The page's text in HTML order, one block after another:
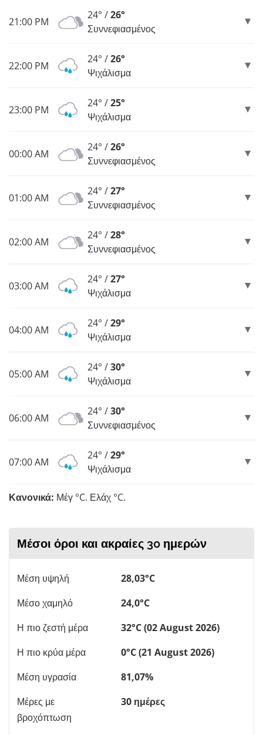
21:00 PM
24° /26°
Συννεφιασμένος
22:00 PM
24° /26°
Ψιχάλισμα
23:00 PM
24° /25°
Ψιχάλισμα
00:00 AM
24° /26°
Συννεφιασμένος
01:00 AM
24° /27°
Συννεφιασμένος
02:00 AM
24° /28°
Συννεφιασμένος
03:00 AM
24° /27°
Ψιχάλισμα
04:00 AM
24° /29°
Ψιχάλισμα
05:00 AM
24° /30°
Ψιχάλισμα
06:00 AM
24° /30°
Συννεφιασμένος
07:00 AM
24° /29°
Ψιχάλισμα
Κανονικά: Μέγ °C. Ελάχ °C.
Μέσοι όροι και ακραίες 30 ημερών
Μέση υψηλή
28,03°C
Μέσο χαμηλό
24,0°C
Η πιο ζεστή μέρα
32°C (02 August 2026)
Η πιο κρύα μέρα
0°C (21 August 2026)
Μέση υγρασία
81,07%
Μέρες με
βροχόπτωση
30 ημέρες